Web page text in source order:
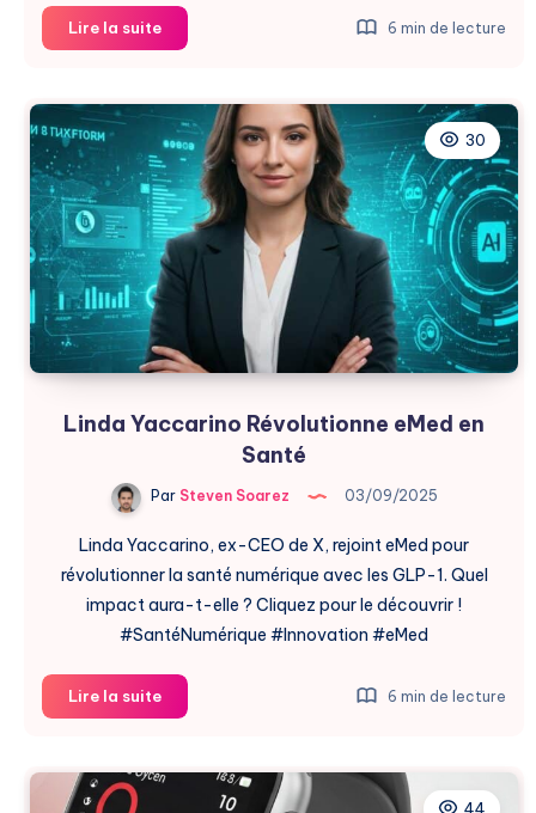
Lire la suiteMeta
et
:
Scandale
de
Données
Menstruelles
6 min de lecture
30
Linda Yaccarino Révolutionne eMed en
Santé
ParSteven Soarez 03/09/2025
Linda Yaccarino, ex-CEO de X, rejoint eMed pour
révolutionner la santé numérique avec les GLP-1. Quel
impact aura-t-elle ? Cliquez pour le découvrir !
#SantéNumérique #Innovation #eMed
Lire la suiteLinda
Yaccarino
eMed
6 min de lecture
44